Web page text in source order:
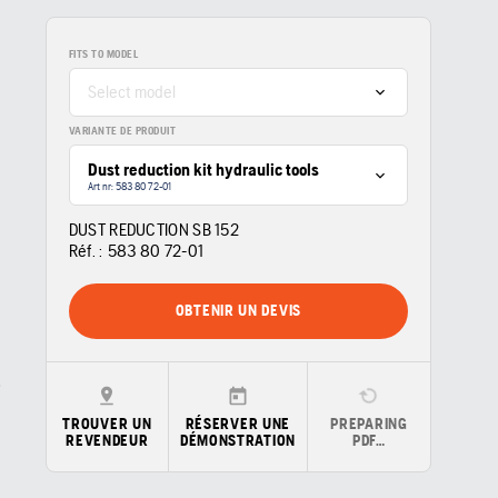
FITS TO MODEL
Select model
VARIANTE DE PRODUIT
Dust reduction kit hydraulic tools
Art nr: 583 80 72‑01
DUST REDUCTION SB 152
Réf. : 583 80 72‑01
OBTENIR UN DEVIS
TROUVER UN
REVENDEUR
RÉSERVER UNE
DÉMONSTRATION
PREPARING
PDF…